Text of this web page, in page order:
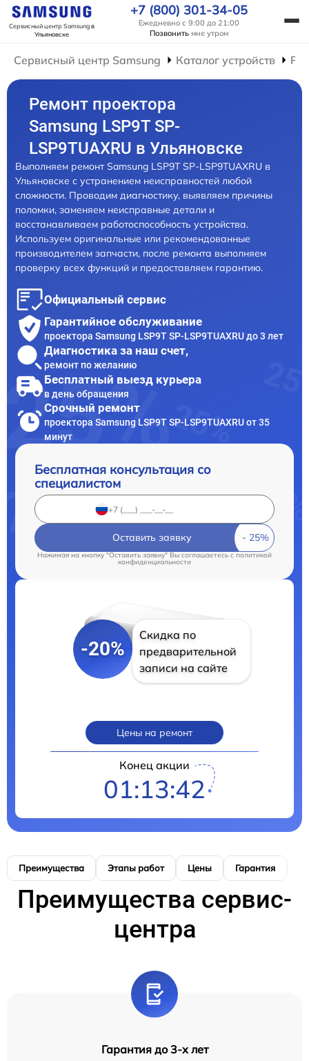
Сервисный центр Samsungв
Ульяновске
+7 (800) 301-34-05
Ежедневно с 9:00 до 21:00
Позвонить мне утром
Сервисный центр Samsung Каталог устройств
Ремонт проектора
Samsung LSP9T SP-
LSP9TUAXRU в Ульяновске
Выполняем ремонт Samsung LSP9T SP-LSP9TUAXRU в
Ульяновске с устранением неисправностей любой
сложности. Проводим диагностику, выявляем причины
поломки, заменяем неисправные детали и
восстанавливаем работоспособность устройства.
Используем оригинальные или рекомендованные
производителем запчасти, после ремонта выполняем
проверку всех функций и предоставляем гарантию.
Официальный сервис
Гарантийное обслуживание
проектора Samsung LSP9T SP-LSP9TUAXRU до 3 лет
Диагностика за наш счет,
ремонт по желанию
Бесплатный выезд курьера
в день обращения
Срочный ремонт
проектора Samsung LSP9T SP-LSP9TUAXRU от 35
минут
Бесплатная консультация со
специалистом
Оставить заявку
Нажимая на кнопку "Оставить заявку" Вы соглашаетесь c политикой
конфиденциальности
-20%
Скидка по
предварительной
записи на сайте
Цены на ремонт
Конец акции
01:13:41
Преимущества Этапы работ Цены Гарантия
Преимущества сервис-
центра
Гарантия до 3-х лет